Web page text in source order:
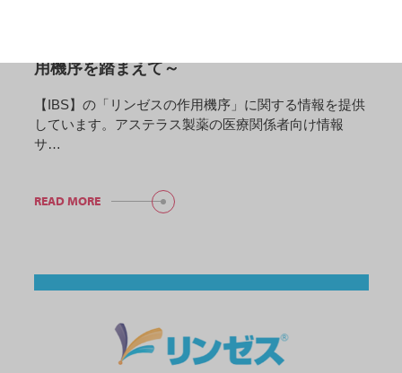
用機序を踏まえて～
【IBS】の「リンゼスの作用機序」に関する情報を提供
しています。アステラス製薬の医療関係者向け情報
サ…
READ MORE